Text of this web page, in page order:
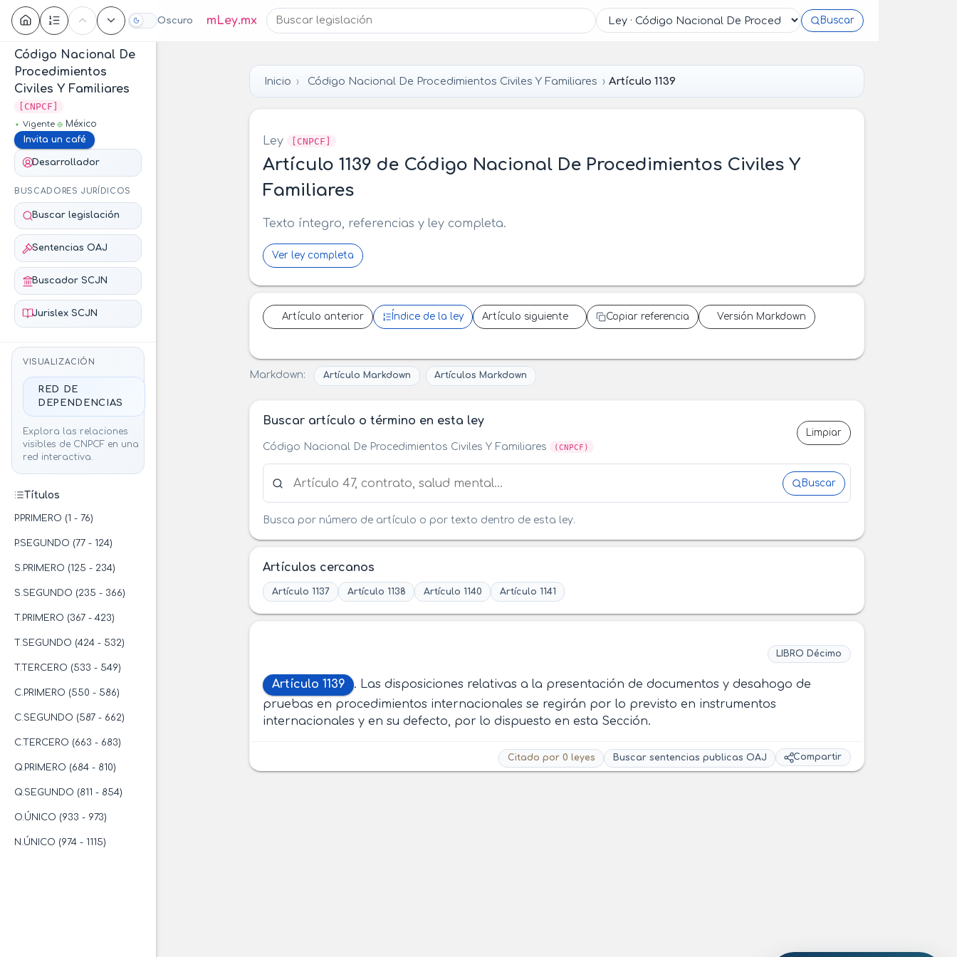
Oscuro mLey.mx Buscar
Contenido
Código Nacional De
Procedimientos
Civiles Y Familiares
[CNPCF]
Vigente
México
Invita un café
Desarrollador
BUSCADORES JURÍDICOS
Buscar legislación
Sentencias OAJ
Buscador SCJN
Jurislex SCJN
VISUALIZACIÓN
RED DE
DEPENDENCIAS
Explora las relaciones
visibles de CNPCF en una
red interactiva.
Títulos
P.PRIMERO (1 - 76)
P.SEGUNDO (77 - 124)
S.PRIMERO (125 - 234)
S.SEGUNDO (235 - 366)
T.PRIMERO (367 - 423)
T.SEGUNDO (424 - 532)
T.TERCERO (533 - 549)
C.PRIMERO (550 - 586)
C.SEGUNDO (587 - 662)
C.TERCERO (663 - 683)
Q.PRIMERO (684 - 810)
Q.SEGUNDO (811 - 854)
O.ÚNICO (933 - 973)
N.ÚNICO (974 - 1115)
Inicio Código Nacional De Procedimientos Civiles Y Familiares Artículo 1139
Ley [CNPCF]
Artículo 1139 de Código Nacional De Procedimientos Civiles Y
Familiares
Texto íntegro, referencias y ley completa.
Ver ley completa
Artículo anterior Índice de la ley Artículo siguiente Copiar referencia Versión Markdown
Markdown: Artículo Markdown Artículos Markdown
Buscar artículo o término en esta ley
Código Nacional De Procedimientos Civiles Y Familiares (CNPCF)
Limpiar
Buscar
Busca por número de artículo o por texto dentro de esta ley.
Artículos cercanos
Artículo 1137 Artículo 1138 Artículo 1140 Artículo 1141
LIBRO Décimo
Artículo 1139
. Las disposiciones relativas a la presentación de documentos y desahogo de
pruebas en procedimientos internacionales se regirán por lo previsto en instrumentos
internacionales y en su defecto, por lo dispuesto en esta Sección.
Citado por 0 leyes Buscar sentencias publicas OAJ Compartir